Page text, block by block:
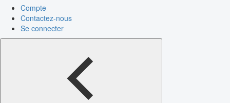
Compte
Contactez-nous
Se connecter